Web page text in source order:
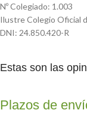
Nº Colegiado: 1.003
Ilustre Colegio Oficial
DNI: 24.850.420-R
Estas son las
Plazos de